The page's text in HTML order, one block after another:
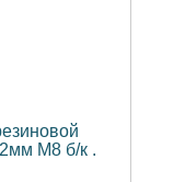
М8 б/к .